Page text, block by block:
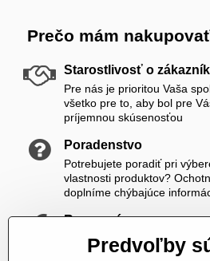
Prečo mám
Starostlivosť o
Pre nás je prioritou Vaša
všetko pre to, aby bol pre
príjemnou skúsenosťou
Poradenstvo
Potrebujete poradiť pri
vlastnosti produktov?
doplníme chýbajúce
Rozumné ceny
Zákazníkom ponúkame
ešte skrášliť navyše
Predvoľby